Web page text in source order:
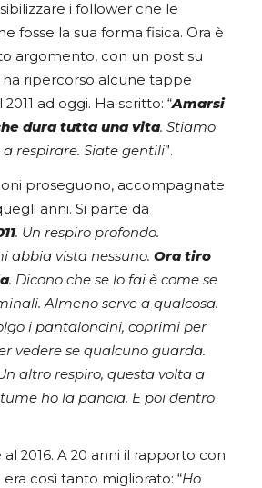
i follower che le
fosse la sua forma fisica. Ora è
argomento, con un post su
ha ripercorso alcune tappe
ad oggi. Ha scritto: “Amarsi
dura tutta una vita. Stiamo
respirare. Siate gentili”.
proseguono, accompagnate
anni. Si parte da
. Un respiro profondo.
abbia vista nessuno. Ora tiro
. Dicono che se lo fai è come se
Almeno serve a qualcosa.
i pantaloncini, coprimi per
vedere se qualcuno guarda.
altro respiro, questa volta a
ho la pancia. E poi dentro
al 2016. A 20 anni il rapporto con
così tanto migliorato: “Ho